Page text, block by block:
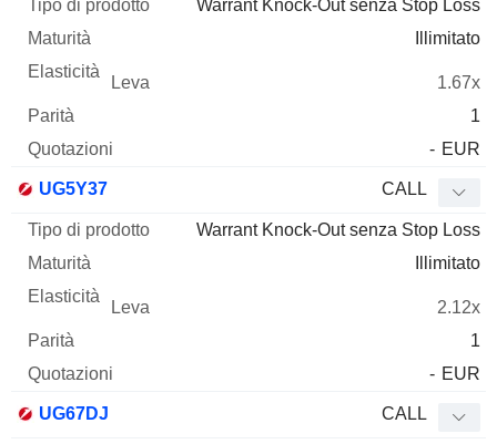
Warrant Knock-Out senza Stop Loss
Illimitato
1.67x
1
- EUR
UG5Y37 CALL
Warrant Knock-Out senza Stop Loss
Illimitato
2.12x
1
- EUR
UG67DJ CALL